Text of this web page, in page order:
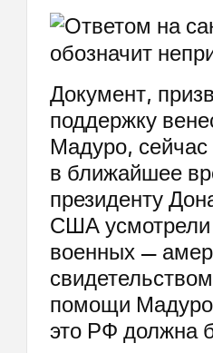
Документ,
поддержку
Мадуро,
в ближайшее
президенту
США усмотрели
военных —
помощи
это РФ должна